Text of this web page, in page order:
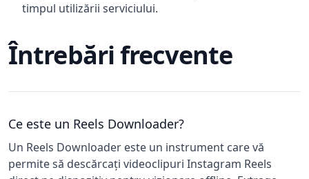
timpul utilizării serviciului.
Întrebări frecvente
Ce este un Reels Downloader?
Un Reels Downloader este un instrument care vă
permite să descărcați videoclipuri Instagram Reels